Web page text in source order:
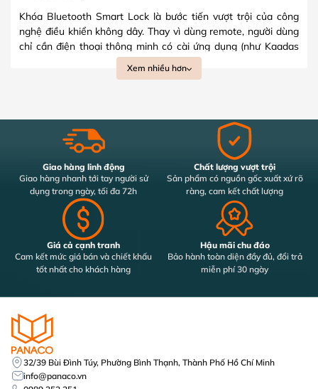
Khóa Bluetooth Smart Lock là bước tiến vượt trội của công
nghệ điều khiển không dây. Thay vì dùng remote, người dùng
chỉ cần điện thoại thông minh có cài ứng dụng (như Kaadas
Home, Tuya, Ezviz hoặc Yale Access) để mở cửa bằng
động nhận diện thiết bị đã được cấp quyền và mở khóa hoàn
toàn tự động.
Điểm đặc biệt là bạn có thể chia sẻ quyền truy cập tạm thời
(Guest Access) cho người thân hoặc khách đến chơi nhà – chỉ
cần gửi mã mời qua điện thoại, không cần trao chìa hay thẻ.
Khóa Bluetooth có bảo mật cao nhờ mã hóa dữ liệu AES-128
và tiêu thụ năng lượng thấp, giúp pin dùng đến 10–12 tháng.
Với sự tiện lợi, tiết kiệm và an toàn, khóa cửa Bluetooth rất
được ưa chuộng trong căn hộ, văn phòng nhỏ hoặc nhà phố
Xem nhiều hơn
Giao hàng linh động
Giao hàng nhanh tới tay người sử
dụng trong ngày, tối đa 72h
Chất lượng vượt trội
Sản phẩm có nguồn gốc xuất xứ rõ
ràng, cam kết chất lượng
Giá cả cạnh tranh
Cam kết mức giá bán và chiết khấu
tốt nhất cho khách hàng
Hậu mãi chu đáo
Bảo hành toàn diện đầy đủ, đổi trả
miễn phí 30 ngày
32/39 Bùi Đình Túy, Phường Bình Thạnh, Thành Phố Hồ Chí Minh
info@panaco.vn